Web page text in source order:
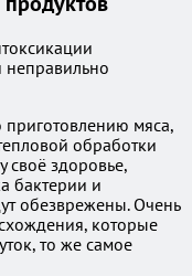
мяса,
обработки
своё здоровье,
бактерии и
обезврежены. Очень
которые
то же самое